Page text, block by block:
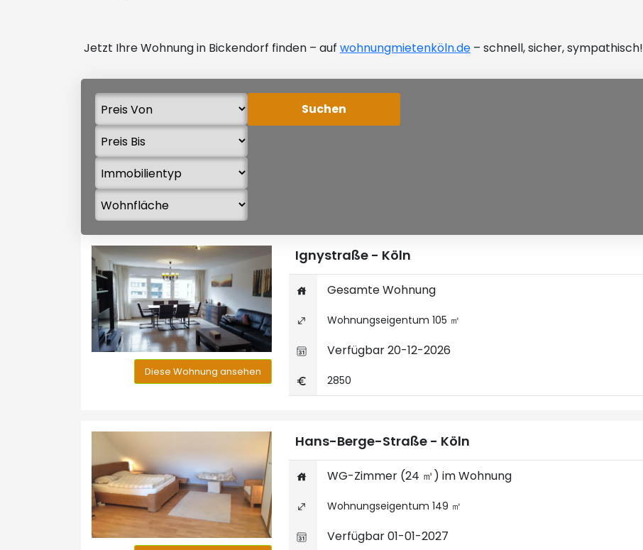
Jetzt Ihre Wohnung in Bickendorf finden – auf wohnungmietenköln.de – schnell, sicher, sympathisch!
Diese Wohnung ansehen
Ignystraße - Köln
Gesamte Wohnung
Wohnungseigentum 105 ㎡
Verfügbar 20-12-2026
2850
Hans-Berge-Straße - Köln
WG-Zimmer (24 ㎡) im Wohnung
Wohnungseigentum 149 ㎡
Verfügbar 01-01-2027